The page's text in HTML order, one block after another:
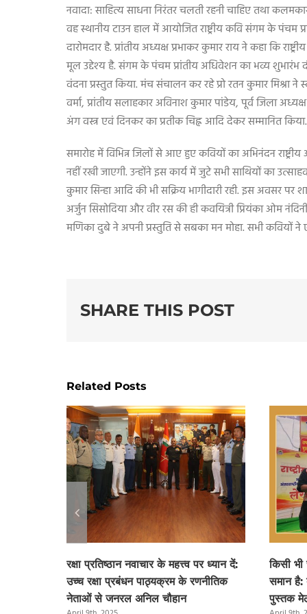
नवादा: साहित्य साधना निरंतर चलती रहनी चाहिए तथा
वह स्थानीय टाउन हाल में आयोजित राष्ट्रीय कवि संगम के
दारोमदार है. प्रांतीय अध्यक्ष प्रभाकर कुमार राय ने कहा कि
मूल उद्देश्य है. संगम के पंचम प्रांतीय अधिवेशन का भव्य शुभारंभ
वंदना प्रस्तुत किया. मंच संचालन कर रहे प्रो रतन कुमार
वर्मा,प्रांतीय सलाहकार अविनाश कुमार पांडेय,पूर्व जिला
अंग वस्त्र एवं दिनकर का प्रतीक चिह्न आदि देकर सम्मानित किया.
समारोह में विभिन्न जिलों से आए हुए कवियों का अभिनंदन
नहीं रखी जाएगी. उन्होंने इस कार्य में जुटे सभी साथियों का
कुमार सिन्हा आदि की भी सक्रिय भागीदारी रही. इस अवसर
अर्जुन सिसोदिया और वीर रस की ही कवयित्री प्रियंका ओम
मणिका दुबे ने अपनी प्रस्तुति से सबका मन मोहा. सभी कवियों
SHARE THIS POST
Related Posts
रक्षा प्रतिष्ठान नवाचार के महत्त्व पर ध्यान दें:
उच्च रक्षा प्रबंधन पाठ्यक्रम के रणनीतिक
नेताओं से जनरल अनिल चौहान
किसी
समान है:
पुस्तक